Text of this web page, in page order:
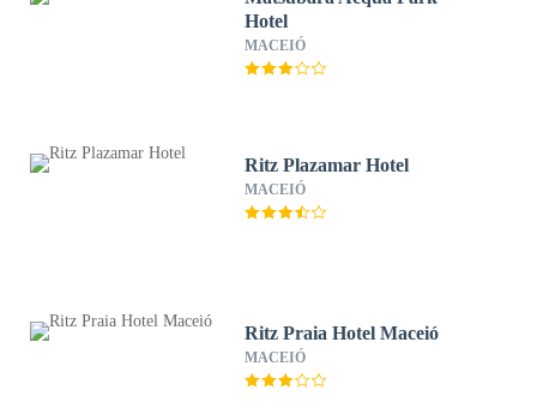
Hotel
MACEIÓ
Ritz Plazamar Hotel
MACEIÓ
Ritz Praia Hotel Maceió
MACEIÓ